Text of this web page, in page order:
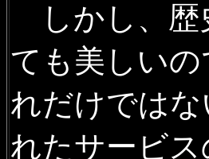
2021年2月12
駅、豊清水駅
2020年12月29
2020年12月7
しかし、歴
ても美しい
れだけでは
れたサービ